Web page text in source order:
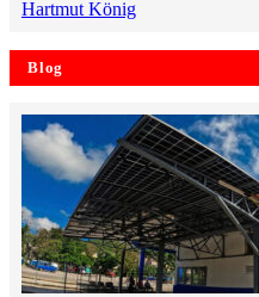
Hartmut König
Blog